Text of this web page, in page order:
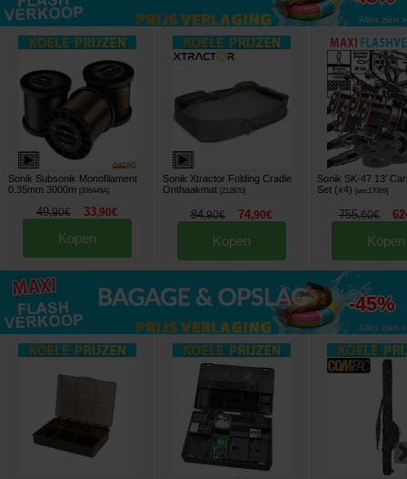
Alles zien »
Sonik Subsonik Monofilament
0.35mm 3000m
206449A]
49,90€ 33,90€
Kopen
Sonik Xtractor Folding Cradle
Onthaakmat
212870]
84,90€ 74,90€
Kopen
Sonik SK-47 13'
Set (x4)
[esc17069]
755,60€
Kopen
tot
-45%
Alles zien »